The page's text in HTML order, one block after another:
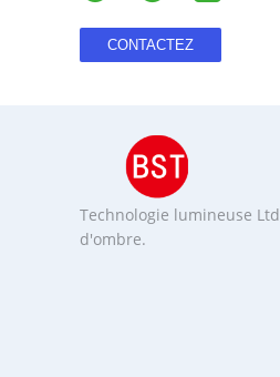
Technologie lumineuse Ltd
d'ombre.